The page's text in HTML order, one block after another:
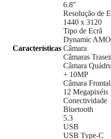
Características
6.8"
Resolução de
1440 x 3120
Tipo de Ecrã
Dynamic
Câmara
Câmaras
Câmara
+ 10MP
Câmara Frontal
12 Megapixéis
Conectividade
Bluetooth
5.3
USB
USB Type-C